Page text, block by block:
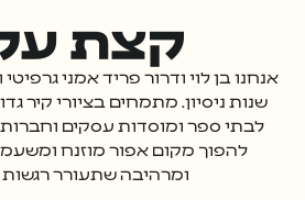
קצת
שנות ניסיון. מתמחים בציורי קיר
לבתי ספר ומוסדות עסקים
להפוך מקום אפור מוזנח
ומרהיבה שתעורר